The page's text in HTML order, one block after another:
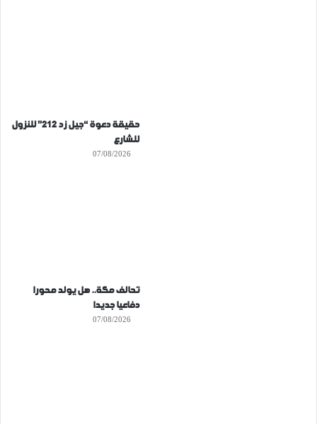
حقيقة دعوة “جيل زد 212” للنزول
للشارع
07/08/2026
تحالف مكة.. هل يولد محورا
دفاعيا جديدا
07/08/2026